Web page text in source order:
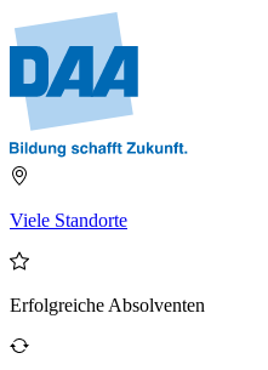
Viele Standorte
Erfolgreiche Absolventen